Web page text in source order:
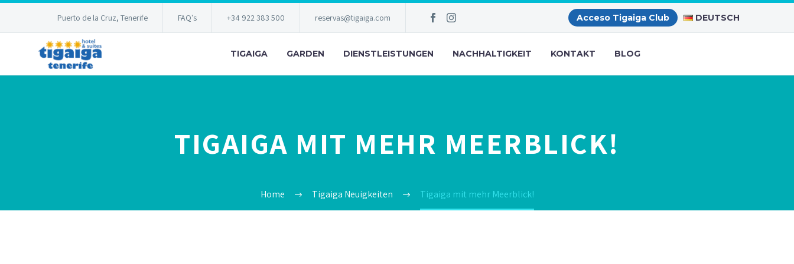
Puerto de la Cruz, Tenerife FAQ's +34 922 383 500 reservas@tigaiga.com Acceso Tigaiga Club DEUTSCH
TIGAIGA GARDEN DIENSTLEISTUNGEN NACHHALTIGKEIT KONTAKT BLOG
TIGAIGA MIT MEHR MEERBLICK!
Home Tigaiga Neuigkeiten Tigaiga mit mehr Meerblick!